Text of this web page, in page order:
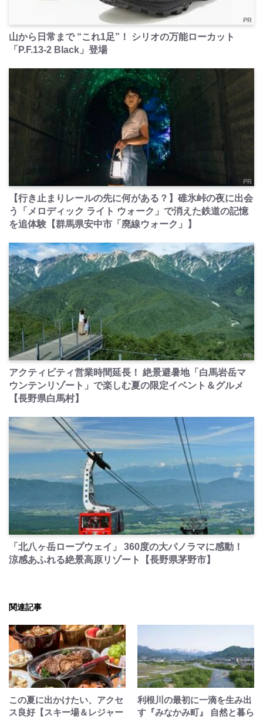
PR
山から日常まで “これ1足”！ シリオの万能ローカット
「P.F.13-2 Black」登場
PR
【行き止まりレールの先に何がある？】碓氷峠の夜に出会
う「メロディック ライト ウォーク」で消えた鉄道の記憶
を追体験【群馬県安中市「廃線ウォーク」】
PR
アクティビティ営業時間延長！ 絶景避暑地「白馬岩岳マ
ウンテンリゾート」で楽しむ夏の限定イベント＆グルメ
【長野県白馬村】
PR
「北八ヶ岳ロープウェイ」 360度の大パノラマに感動！
涼感あふれる絶景高原リゾート【長野県茅野市】
関連記事
この夏に出かけたい、アクセ
ス良好【スキー場＆レジャー
利根川の最初に一滴を生み出
す『みなかみ町』 自然と暮ら